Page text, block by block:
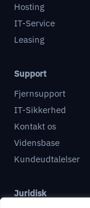
Hosting
IT-Service
Leasing
Support
Fjernsupport
IT-Sikkerhed
Kontakt os
Vidensbase
Kundeudtalelser
Juridisk